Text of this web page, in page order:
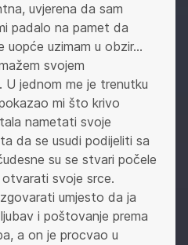
uvjerena da sam
padalo na pamet da
uopće uzimam u obzir…
svojem
U jednom me je trenutku
mi što krivo
nametati svoje
da se usudi podijeliti sa
su se stvari počele
svoje srce.
umjesto da ja
i poštovanje prema
a on je procvao u